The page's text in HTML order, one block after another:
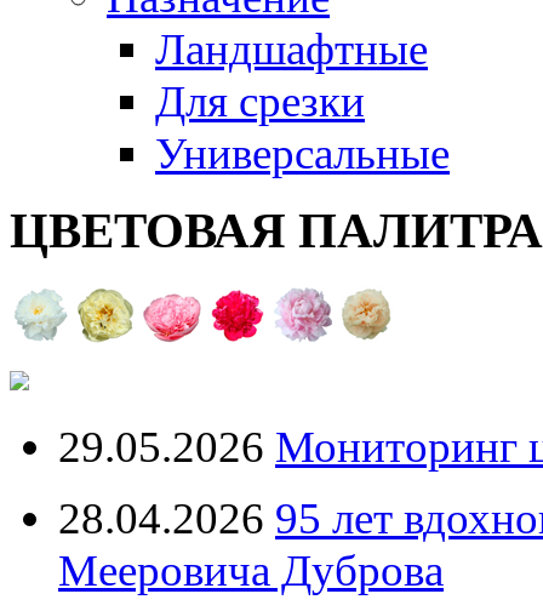
Ландшафтные
Для срезки
Универсальные
ЦВЕТОВАЯ
29.05.2026 Мониторинг
28.04.2026 95 лет
Мееровича Дуброва